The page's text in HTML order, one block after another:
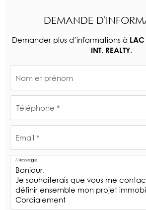
DEMANDE
Demander plus d’informations à LAC
INT. REALTY.
Nom et prénom
Téléphone *
Email *
Message